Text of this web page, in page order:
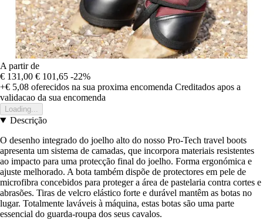
A partir de
€ 131,00 € 101,65 -22%
+€ 5,08 oferecidos na sua proxima encomenda Creditados apos a
validacao da sua encomenda
Loading...
Descrição
O desenho integrado do joelho alto do nosso Pro-Tech travel boots
apresenta um sistema de camadas, que incorpora materiais resistentes
ao impacto para uma protecção final do joelho. Forma ergonómica e
ajuste melhorado. A bota também dispõe de protectores em pele de
microfibra concebidos para proteger a área de pastelaria contra cortes e
abrasões. Tiras de velcro elástico forte e durável mantêm as botas no
lugar. Totalmente laváveis à máquina, estas botas são uma parte
essencial do guarda-roupa dos seus cavalos.